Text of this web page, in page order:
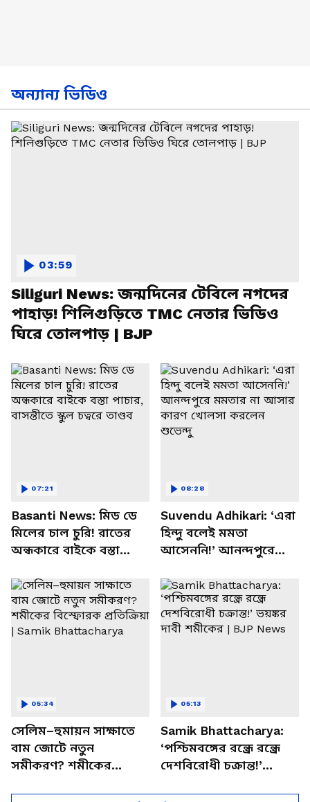
অন্যান্য ভিডিও
Siliguri News: জন্মদিনের টেবিলে নগদের
পাহাড়! শিলিগুড়িতে TMC নেতার ভিডিও
ঘিরে তোলপাড় | BJP
03:59
Basanti News: মিড ডে
মিলের চাল চুরি! রাতের
অন্ধকারে বাইকে বস্তা
চত্বরে তাণ্ডব
07:21
Suvendu Adhikari: ‘এরা
হিন্দু বলেই মমতা
আসেননি!’ আনন্দপুরে
খোলসা করলেন শুভেন্দু
08:28
সেলিম–হুমায়ন সাক্ষাতে
বাম জোটে নতুন
সমীকরণ? শমীকের
05:34
Samik Bhattacharya:
‘পশ্চিমবঙ্গের রন্ধ্রে রন্ধ্রে
দেশবিরোধী চক্রান্ত!’
05:13